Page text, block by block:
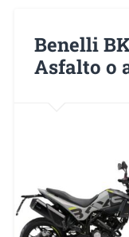
Benelli
Asfalto o